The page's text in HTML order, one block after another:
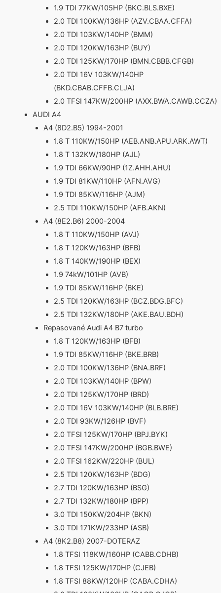
1.9 TDI 77KW/105HP (BKC.BLS.BXE)
2.0 TDI 100KW/136HP (AZV.CBAA.CFFA)
2.0 TDI 103KW/140HP (BMM)
2.0 TDI 120KW/163HP (BUY)
2.0 TDI 125KW/170HP (BMN.CBBB.CFGB)
2.0 TDI 16V 103KW/140HP
(BKD.CBAB.CFFB.CLJA)
2.0 TFSI 147KW/200HP (AXX.BWA.CAWB.CCZA)
AUDI A4
A4 (8D2.B5) 1994-2001
1.8 T 110KW/150HP (AEB.ANB.APU.ARK.AWT)
1.8 T 132KW/180HP (AJL)
1.9 TDI 66KW/90HP (1Z.AHH.AHU)
1.9 TDI 81KW/110HP (AFN.AVG)
1.9 TDI 85KW/116HP (AJM)
2.5 TDI 110KW/150HP (AFB.AKN)
A4 (8E2.B6) 2000-2004
1.8 T 110KW/150HP (AVJ)
1.8 T 120KW/163HP (BFB)
1.8 T 140KW/190HP (BEX)
1.9 74kW/101HP (AVB)
1.9 TDI 85KW/116HP (BKE)
2.5 TDI 120KW/163HP (BCZ.BDG.BFC)
2.5 TDI 132KW/180HP (AKE.BAU.BDH)
Repasované Audi A4 B7 turbo
1.8 T 120KW/163HP (BFB)
1.9 TDI 85KW/116HP (BKE.BRB)
2.0 TDI 100KW/136HP (BNA.BRF)
2.0 TDI 103KW/140HP (BPW)
2.0 TDI 125KW/170HP (BRD)
2.0 TDI 16V 103KW/140HP (BLB.BRE)
2.0 TDI 93KW/126HP (BVF)
2.0 TFSI 125KW/170HP (BPJ.BYK)
2.0 TFSI 147KW/200HP (BGB.BWE)
2.0 TFSI 162KW/220HP (BUL)
2.5 TDI 120KW/163HP (BDG)
2.7 TDI 120KW/163HP (BSG)
2.7 TDI 132KW/180HP (BPP)
3.0 TDI 150KW/204HP (BKN)
3.0 TDI 171KW/233HP (ASB)
A4 (8K2.B8) 2007-DOTERAZ
1.8 TFSI 118KW/160HP (CABB.CDHB)
1.8 TFSI 125KW/170HP (CJEB)
1.8 TFSI 88KW/120HP (CABA.CDHA)